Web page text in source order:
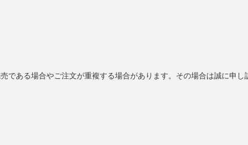
である場合やご注文が重複する場合があります。その場合は誠に申し